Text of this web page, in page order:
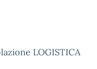
LOGISTICA